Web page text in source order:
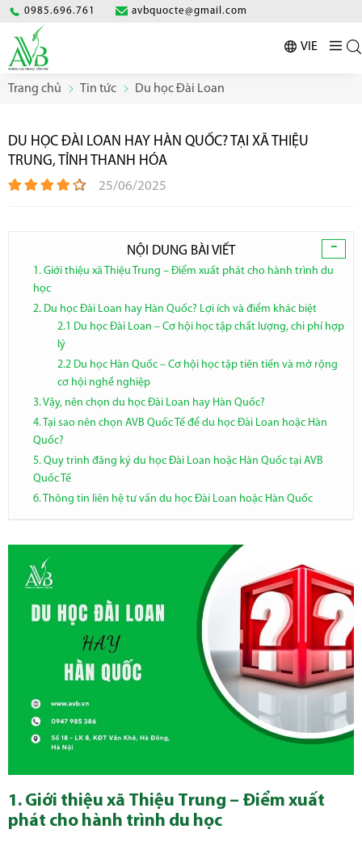
0985.696.761 avbquocte@gmail.com
VIE
Trang chủ Tin tức Du học Đài Loan
DU HỌC ĐÀI LOAN HAY HÀN QUỐC? TẠI XÃ THIỆU
TRUNG, TỈNH THANH HÓA
25/06/2025
-
NỘI DUNG BÀI VIẾT
1. Giới thiệu xã Thiệu Trung – Điểm xuất phát cho hành trình du
học
2. Du học Đài Loan hay Hàn Quốc? Lợi ích và điểm khác biệt
2.1 Du học Đài Loan – Cơ hội học tập chất lượng, chi phí hợp
lý
2.2 Du học Hàn Quốc – Cơ hội học tập tiên tiến và mở rộng
cơ hội nghề nghiệp
3. Vậy, nên chọn du học Đài Loan hay Hàn Quốc?
4. Tại sao nên chọn AVB Quốc Tế để du học Đài Loan hoặc Hàn
Quốc?
5. Quy trình đăng ký du học Đài Loan hoặc Hàn Quốc tại AVB
Quốc Tế
6. Thông tin liên hệ tư vấn du học Đài Loan hoặc Hàn Quốc
1. Giới thiệu xã Thiệu Trung – Điểm xuất
phát cho hành trình du học